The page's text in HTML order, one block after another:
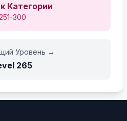
Категории
300
Уровень →
265